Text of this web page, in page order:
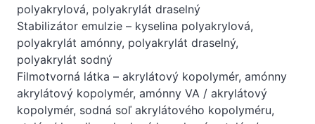
polyakrylová, polyakrylát draselný
Stabilizátor emulzie – kyselina polyakrylová,
polyakrylát amónny, polyakrylát draselný,
polyakrylát sodný
Filmotvorná látka – akrylátový kopolymér, amónny
akrylátový kopolymér, amónny VA / akrylátový
kopolymér, sodná soľ akrylátového kopolyméru,